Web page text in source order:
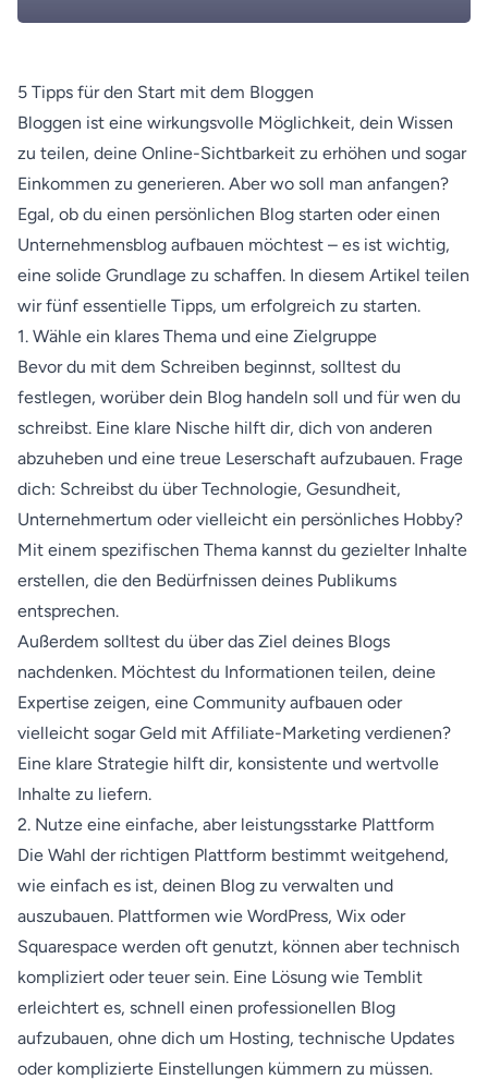
5 Tipps für den Start mit dem Bloggen
Bloggen ist eine wirkungsvolle Möglichkeit, dein Wissen
zu teilen, deine Online-Sichtbarkeit zu erhöhen und sogar
Einkommen zu generieren. Aber wo soll man anfangen?
Egal, ob du einen persönlichen Blog starten oder einen
Unternehmensblog aufbauen möchtest – es ist wichtig,
eine solide Grundlage zu schaffen. In diesem Artikel teilen
wir fünf essentielle Tipps, um erfolgreich zu starten.
1. Wähle ein klares Thema und eine Zielgruppe
Bevor du mit dem Schreiben beginnst, solltest du
festlegen, worüber dein Blog handeln soll und für wen du
schreibst. Eine klare Nische hilft dir, dich von anderen
abzuheben und eine treue Leserschaft aufzubauen. Frage
dich: Schreibst du über Technologie, Gesundheit,
Unternehmertum oder vielleicht ein persönliches Hobby?
Mit einem spezifischen Thema kannst du gezielter Inhalte
erstellen, die den Bedürfnissen deines Publikums
entsprechen.
Außerdem solltest du über das Ziel deines Blogs
nachdenken. Möchtest du Informationen teilen, deine
Expertise zeigen, eine Community aufbauen oder
vielleicht sogar Geld mit Affiliate-Marketing verdienen?
Eine klare Strategie hilft dir, konsistente und wertvolle
Inhalte zu liefern.
2. Nutze eine einfache, aber leistungsstarke Plattform
Die Wahl der richtigen Plattform bestimmt weitgehend,
wie einfach es ist, deinen Blog zu verwalten und
auszubauen. Plattformen wie WordPress, Wix oder
Squarespace werden oft genutzt, können aber technisch
kompliziert oder teuer sein. Eine Lösung wie Temblit
erleichtert es, schnell einen professionellen Blog
aufzubauen, ohne dich um Hosting, technische Updates
oder komplizierte Einstellungen kümmern zu müssen.